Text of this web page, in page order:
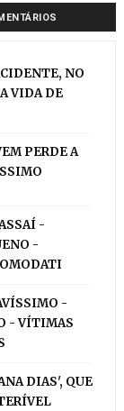
NO
VIDA DE
PERDE A
-
-
-
- VÍTIMAS
DIAS', QUE